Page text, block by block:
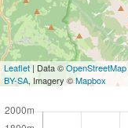
Leaflet | Data ©OpenStreetMap
BY-SA, Imagery ©Mapbox